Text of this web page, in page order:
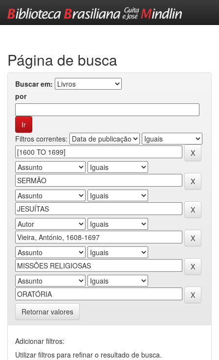
Página de busca
Buscar em:
por
Filtros correntes:
Retornar valores
Adicionar filtros:
Utilizar filtros para refinar o resultado de busca.